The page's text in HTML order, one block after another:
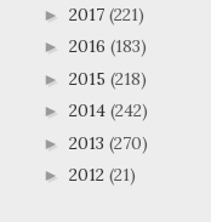
► 2017 (221)
► 2016 (183)
► 2015 (218)
► 2014 (242)
► 2013 (270)
► 2012 (21)